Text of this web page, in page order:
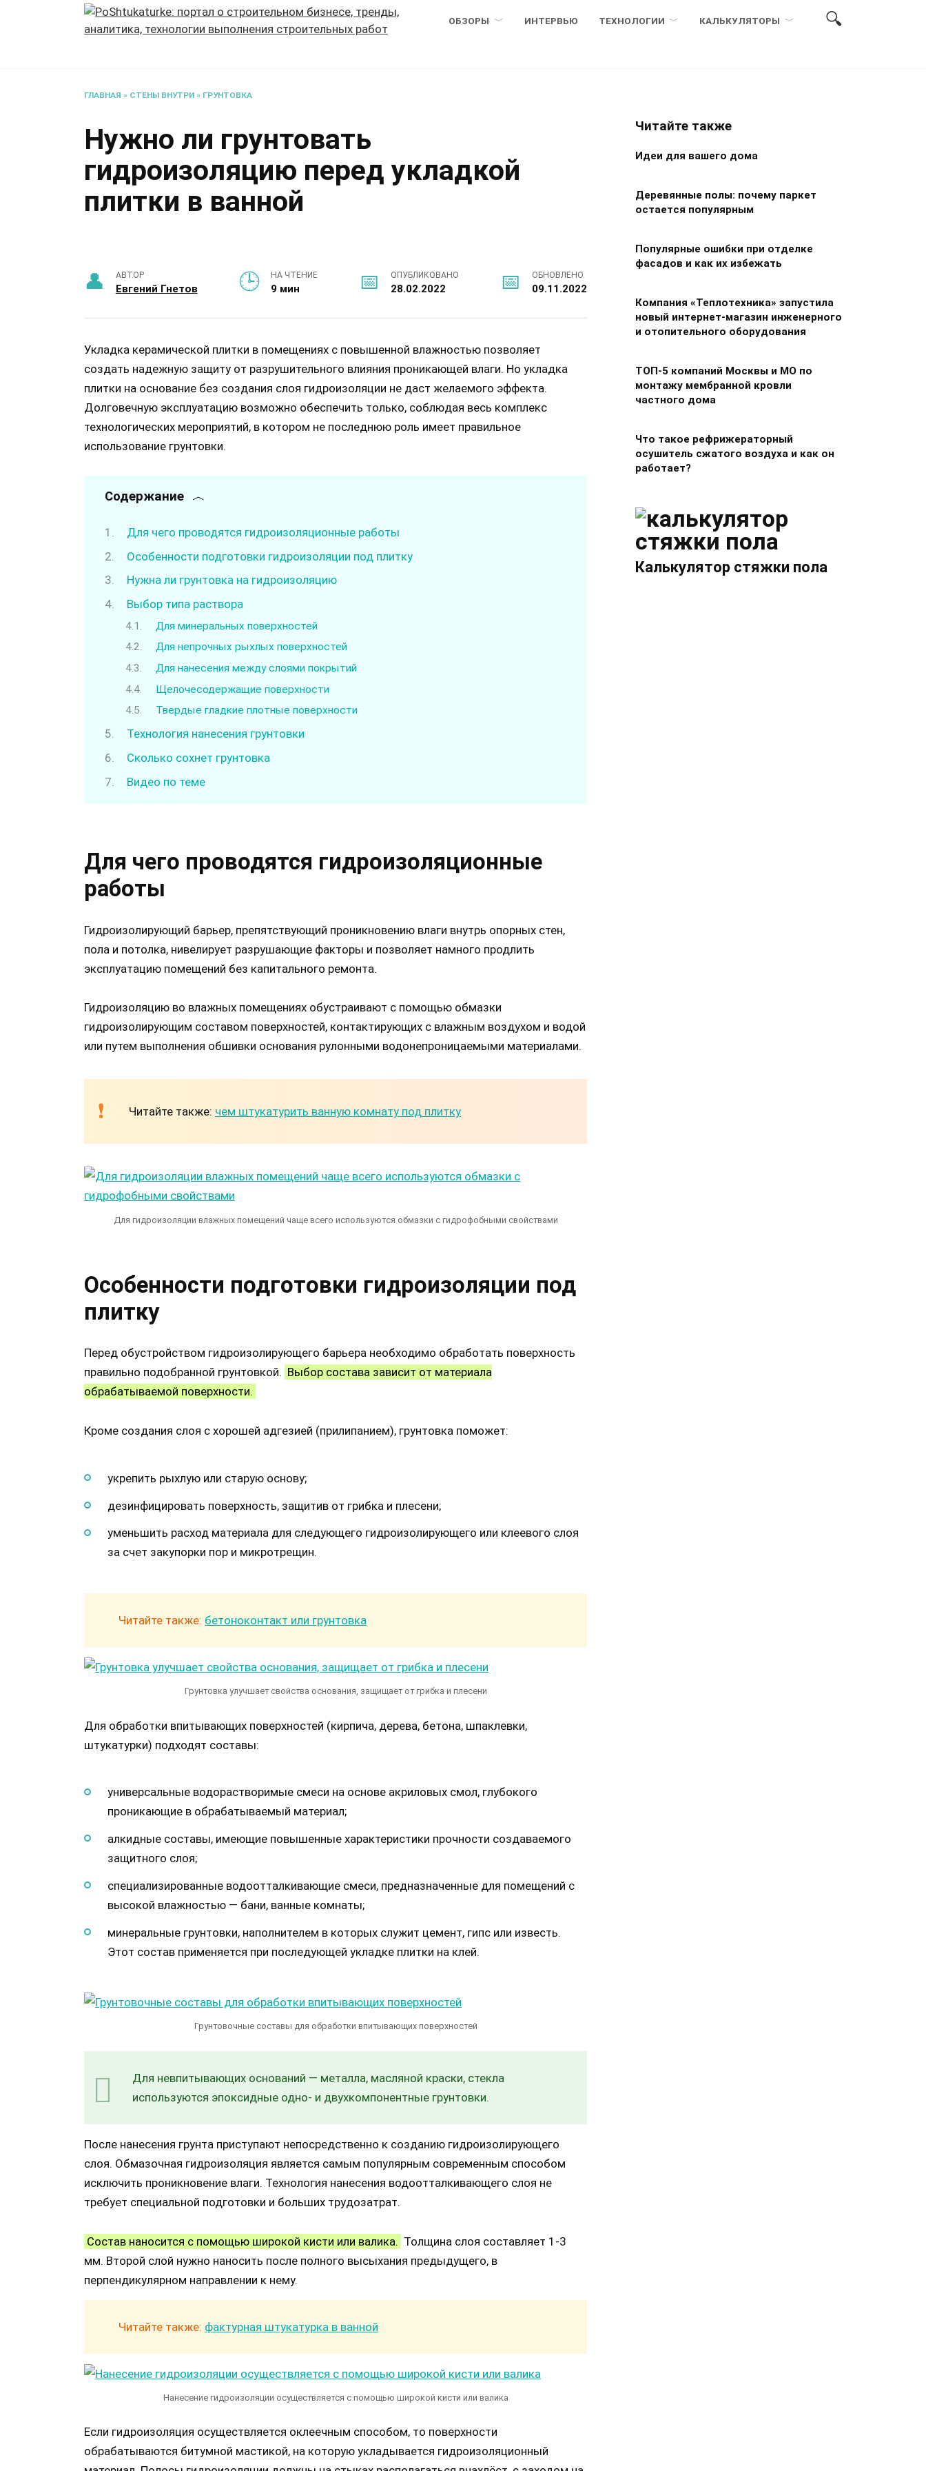
ОБЗОРЫ ИНТЕРВЬЮ ТЕХНОЛОГИИ КАЛЬКУЛЯТОРЫ
ГЛАВНАЯ » СТЕНЫ ВНУТРИ » ГРУНТОВКА
Нужно ли грунтовать
гидроизоляцию перед укладкой
плитки в ванной
АВТОР
Евгений Гнетов
НА ЧТЕНИЕ
9 мин
ОПУБЛИКОВАНО
28.02.2022
ОБНОВЛЕНО
09.11.2022
Укладка керамической плитки в помещениях с повышенной влажностью позволяет
создать надежную защиту от разрушительного влияния проникающей влаги. Но укладка
плитки на основание без создания слоя гидроизоляции не даст желаемого эффекта.
Долговечную эксплуатацию возможно обеспечить только, соблюдая весь комплекс
технологических мероприятий, в котором не последнюю роль имеет правильное
использование грунтовки.
Содержание
Для чего проводятся гидроизоляционные работы
Особенности подготовки гидроизоляции под плитку
Нужна ли грунтовка на гидроизоляцию
Выбор типа раствора
Для минеральных поверхностей
Для непрочных рыхлых поверхностей
Для нанесения между слоями покрытий
Щелочесодержащие поверхности
Твердые гладкие плотные поверхности
Технология нанесения грунтовки
Сколько сохнет грунтовка
Видео по теме
Для чего проводятся гидроизоляционные
работы
Гидроизолирующий барьер, препятствующий проникновению влаги внутрь опорных стен,
пола и потолка, нивелирует разрушающие факторы и позволяет намного продлить
эксплуатацию помещений без капитального ремонта.
Гидроизоляцию во влажных помещениях обустраивают с помощью обмазки
гидроизолирующим составом поверхностей, контактирующих с влажным воздухом и водой
или путем выполнения обшивки основания рулонными водонепроницаемыми материалами.
Читайте также: чем штукатурить ванную комнату под плитку
Для гидроизоляции влажных помещений чаще всего используются обмазки с гидрофобными свойствами
Особенности подготовки гидроизоляции под
плитку
Перед обустройством гидроизолирующего барьера необходимо обработать поверхность
правильно подобранной грунтовкой. Выбор состава зависит от материала
обрабатываемой поверхности.
Кроме создания слоя с хорошей адгезией (прилипанием), грунтовка поможет:
укрепить рыхлую или старую основу;
дезинфицировать поверхность, защитив от грибка и плесени;
уменьшить расход материала для следующего гидроизолирующего или клеевого слоя
за счет закупорки пор и микротрещин.
Читайте также: бетоноконтакт или грунтовка
Грунтовка улучшает свойства основания, защищает от грибка и плесени
Для обработки впитывающих поверхностей (кирпича, дерева, бетона, шпаклевки,
штукатурки) подходят составы:
универсальные водорастворимые смеси на основе акриловых смол, глубокого
проникающие в обрабатываемый материал;
алкидные составы, имеющие повышенные характеристики прочности создаваемого
защитного слоя;
специализированные водоотталкивающие смеси, предназначенные для помещений с
высокой влажностью — бани, ванные комнаты;
минеральные грунтовки, наполнителем в которых служит цемент, гипс или известь.
Этот состав применяется при последующей укладке плитки на клей.
Грунтовочные составы для обработки впитывающих поверхностей
Для невпитывающих оснований — металла, масляной краски, стекла
используются эпоксидные одно- и двухкомпонентные грунтовки.
После нанесения грунта приступают непосредственно к созданию гидроизолирующего
слоя. Обмазочная гидроизоляция является самым популярным современным способом
исключить проникновение влаги. Технология нанесения водоотталкивающего слоя не
требует специальной подготовки и больших трудозатрат.
Состав наносится с помощью широкой кисти или валика. Толщина слоя составляет 1-3
мм. Второй слой нужно наносить после полного высыхания предыдущего, в
перпендикулярном направлении к нему.
Читайте также: фактурная штукатурка в ванной
Нанесение гидроизоляции осуществляется с помощью широкой кисти или валика
Если гидроизоляция осуществляется оклеечным способом, то поверхности
обрабатываются битумной мастикой, на которую укладывается гидроизоляционный
Читайте также
Идеи для вашего дома
Деревянные полы: почему паркет
остается популярным
Популярные ошибки при отделке
фасадов и как их избежать
Компания «Теплотехника» запустила
новый интернет-магазин инженерного
и отопительного оборудования
ТОП-5 компаний Москвы и МО по
монтажу мембранной кровли
частного дома
Что такое рефрижераторный
осушитель сжатого воздуха и как он
работает?
Калькулятор стяжки пола